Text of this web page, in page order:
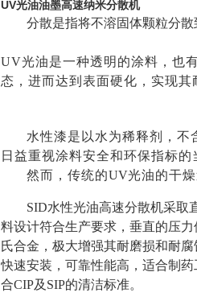
UV光油油墨高速纳米分散机
分散是指将不溶固体颗粒分
UV光油是一种透明的涂料，也
态，进而达到表面硬化，实现其
水性漆是以水为稀释剂，不
日益重视涂料安全和环保指标的
然而，传统的UV光油的干
SID水性光油高速分散机采取
料设计符合生产要求，垂直的压
氏合金，极大增强其耐磨损和耐
快速安装，可靠性能高，适合制
合CIP及SIP的清洁标准。